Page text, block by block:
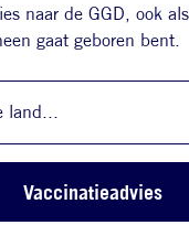
naar de GGD, ook
gaat geboren bent.
Vaccinatieadvies